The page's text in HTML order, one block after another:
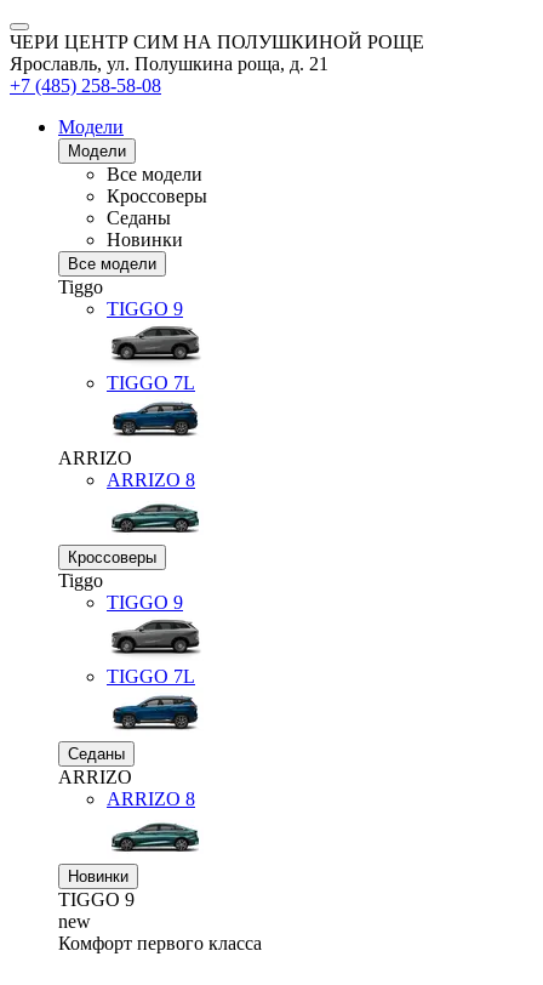
ЧЕРИ ЦЕНТР СИМ НА ПОЛУШКИНОЙ РОЩЕ
Ярославль, ул. Полушкина роща, д. 21
+7 (485) 258-58-08
Модели
Модели
Все модели
Кроссоверы
Седаны
Новинки
Все модели
Tiggo
TIGGO 9
TIGGO 7L
ARRIZO
ARRIZO 8
Кроссоверы
Tiggo
TIGGO 9
TIGGO 7L
Седаны
ARRIZO
ARRIZO 8
Новинки
TIGGO 9
new
Комфорт первого класса